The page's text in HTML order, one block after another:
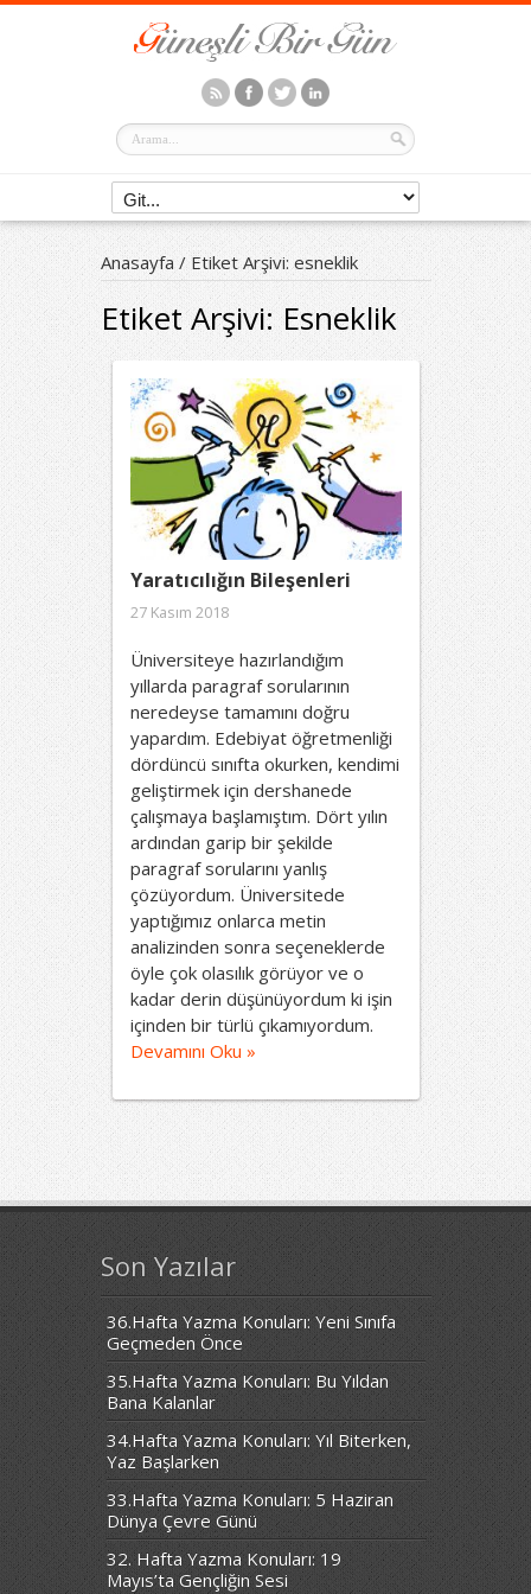
Anasayfa / Etiket Arşivi: esneklik
Etiket Arşivi:Esneklik
Yaratıcılığın Bileşenleri
27 Kasım 2018
Üniversiteye hazırlandığım
yıllarda paragraf sorularının
neredeyse tamamını doğru
yapardım. Edebiyat öğretmenliği
dördüncü sınıfta okurken, kendimi
geliştirmek için dershanede
çalışmaya başlamıştım. Dört yılın
ardından garip bir şekilde
paragraf sorularını yanlış
çözüyordum. Üniversitede
yaptığımız onlarca metin
analizinden sonra seçeneklerde
öyle çok olasılık görüyor ve o
kadar derin düşünüyordum ki işin
içinden bir türlü çıkamıyordum.
Devamını Oku »
Son Yazılar
36.Hafta Yazma Konuları: Yeni Sınıfa
Geçmeden Önce
35.Hafta Yazma Konuları: Bu Yıldan
Bana Kalanlar
34.Hafta Yazma Konuları: Yıl Biterken,
Yaz Başlarken
33.Hafta Yazma Konuları: 5 Haziran
Dünya Çevre Günü
32. Hafta Yazma Konuları: 19
Mayıs’ta Gençliğin Sesi